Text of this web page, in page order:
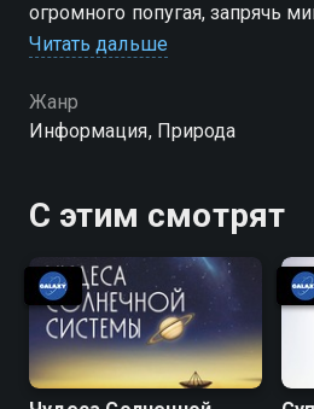
огромного попугая, запрячь
и даже средь бела дня
Читать дальше
Жанр
Информация, Природа
С этим смотрят